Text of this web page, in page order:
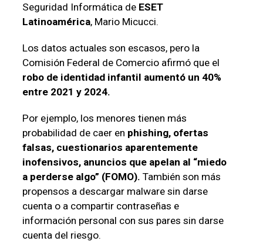
Seguridad Informática de ESET
Latinoamérica, Mario Micucci.
Los datos actuales son escasos, pero la
Comisión Federal de Comercio afirmó que el
robo de identidad infantil aumentó un 40%
entre 2021 y 2024.
Por ejemplo, los menores tienen más
probabilidad de caer en phishing, ofertas
falsas, cuestionarios aparentemente
inofensivos, anuncios que apelan al “miedo
a perderse algo” (FOMO). También son más
propensos a descargar malware sin darse
cuenta o a compartir contraseñas e
información personal con sus pares sin darse
cuenta del riesgo.